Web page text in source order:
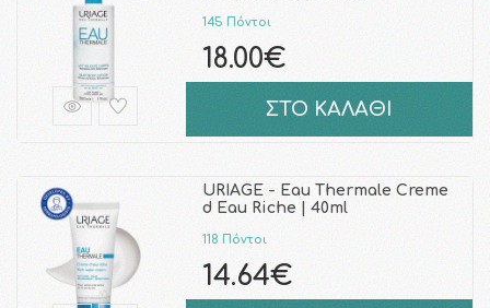
145 Πόντοι
18.00€
ΣΤΟ ΚΑΛΑΘΙ
URIAGE - Eau Thermale Creme
d Eau Riche | 40ml
118 Πόντοι
14.64€